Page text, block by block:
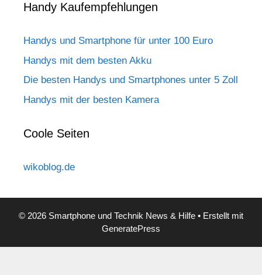
Handy Kaufempfehlungen
Handys und Smartphone für unter 100 Euro
Handys mit dem besten Akku
Die besten Handys und Smartphones unter 5 Zoll
Handys mit der besten Kamera
Coole Seiten
wikoblog.de
© 2026 Smartphone und Technik News & Hilfe • Erstellt mit
GeneratePress